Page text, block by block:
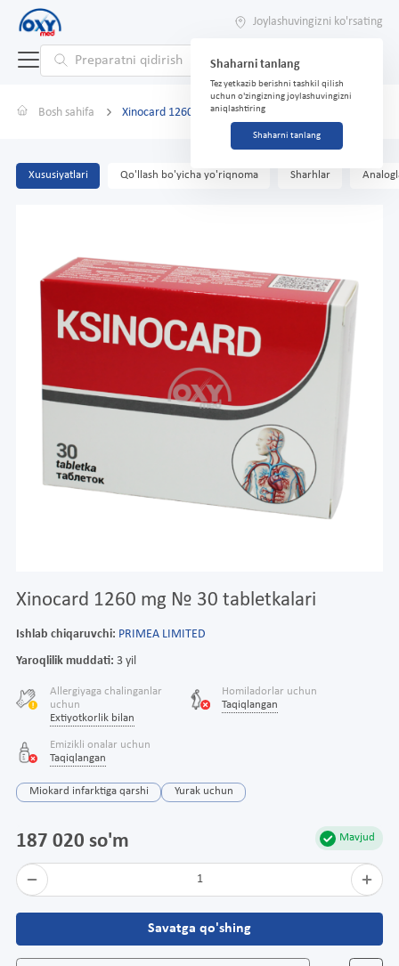
Joylashuvingizni ko'rsating
Shaharni tanlang
Tez yetkazib berishni tashkil qilish
uchun o'zingizning joylashuvingizni
aniqlashtiring
Shaharni tanlang
Bosh sahifa Xinocard 1260 mg № 30 tabletkalari
Xususiyatlari Qo'llash bo'yicha yo'riqnoma Sharhlar
Xinocard 1260 mg № 30 tabletkalari
Ishlab chiqaruvchi: PRIMEA LIMITED
Yaroqlilik muddati: 3 yil
Allergiyaga chalinganlar
uchun
Extiyotkorlik bilan
Homiladorlar uchun
Taqiqlangan
Emizikli onalar uchun
Taqiqlangan
Miokard infarktiga qarshi Yurak uchun
Mavjud
187 020 so'm
1
Savatga qo'shing